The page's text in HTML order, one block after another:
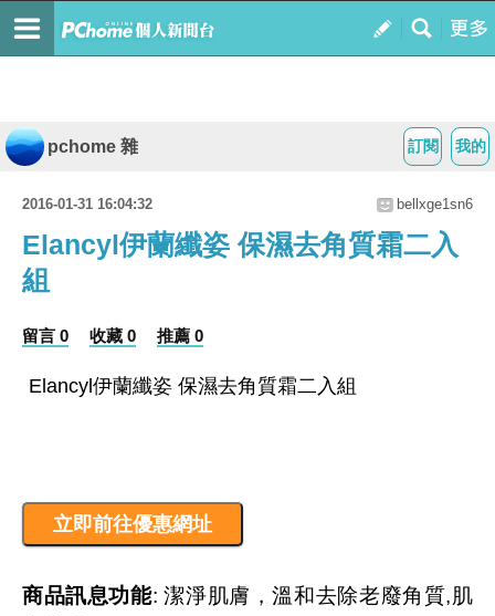
我的
訂閱
pchome 雜
2016-01-31 16:04:32 bellxge1sn6
Elancyl伊蘭纖姿 保濕去角質霜二入
組
留言 0 收藏 0 推薦 0
商品訊息功能: 潔淨肌膚，溫和去除老廢角質,肌